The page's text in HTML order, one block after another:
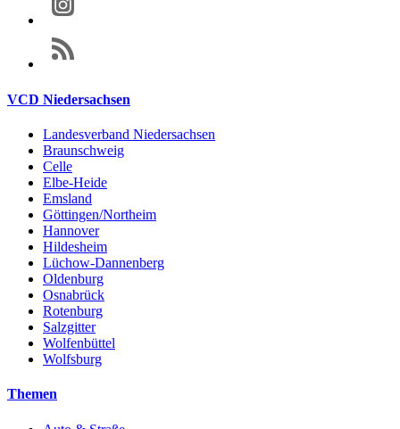
VCD Niedersachsen
Landesverband Niedersachsen
Braunschweig
Celle
Elbe-Heide
Emsland
Göttingen/Northeim
Hannover
Hildesheim
Lüchow-Dannenberg
Oldenburg
Osnabrück
Rotenburg
Salzgitter
Wolfenbüttel
Wolfsburg
Themen